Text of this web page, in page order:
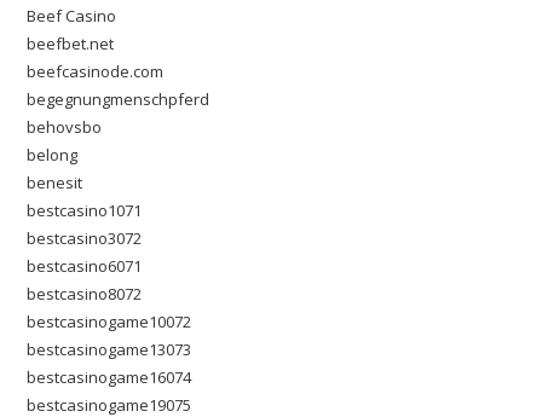
Beef Casino
beefbet.net
beefcasinode.com
begegnungmenschpferd
behovsbo
belong
benesit
bestcasino1071
bestcasino3072
bestcasino6071
bestcasino8072
bestcasinogame10072
bestcasinogame13073
bestcasinogame16074
bestcasinogame19075